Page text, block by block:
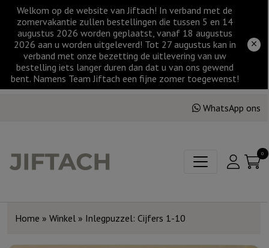
Welkom op de website van Jiftach! In verband met de
zomervakantie zullen bestellingen die tussen 5 en 14
augustus 2026 worden geplaatst, vanaf 18 augustus
2026 aan u worden uitgeleverd! Tot 27 augustus kan in
verband met onze bezetting de uitlevering van uw
bestelling iets langer duren dan dat u van ons gewend
bent. Namens Team Jiftach een fijne zomer toegewenst!
WhatsApp ons
0
Home » Winkel » Inlegpuzzel: Cijfers 1-10